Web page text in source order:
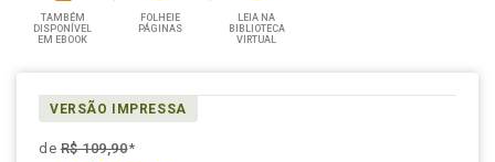
TAMBÉM
DISPONÍVEL
EM EBOOK
FOLHEIE
PÁGINAS
LEIA NA
BIBLIOTECA
VIRTUAL
VERSÃO IMPRESSA
deR$ 109,90*